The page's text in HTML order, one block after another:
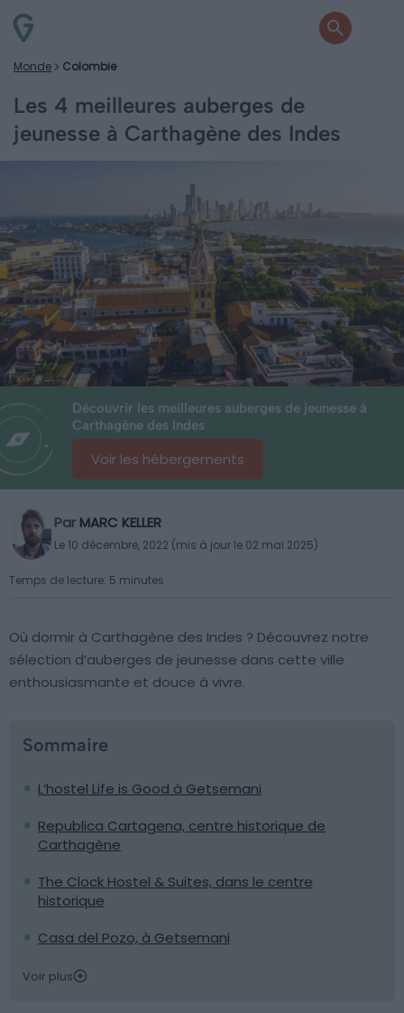
Monde Colombie
Les 4 meilleures auberges de
jeunesse à Carthagène des Indes
Découvrir les meilleures auberges de jeunesse à
Carthagène des Indes
Voir les hébergements
Par MARC KELLER
Le 10 décembre, 2022 (mis à jour le 02 mai 2025)
Temps de lecture: 5 minutes
Où dormir à Carthagène des Indes ? Découvrez notre
sélection d’auberges de jeunesse dans cette ville
enthousiasmante et douce à vivre.
Sommaire
L’hostel Life is Good à Getsemani
Republica Cartagena, centre historique de
Carthagène
The Clock Hostel & Suites, dans le centre
historique
Casa del Pozo, à Getsemani
Voir plus